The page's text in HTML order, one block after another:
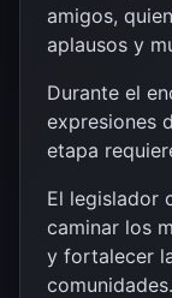
amigos,
aplausos y
Durante el
expresiones
etapa
El legislador
caminar los
y fortalecer
comunidades.